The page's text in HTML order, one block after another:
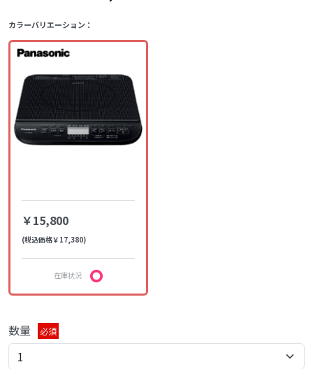
カラーバリエーション：
￥15,800
(税込価格￥17,380)
在庫状況
数量 必須